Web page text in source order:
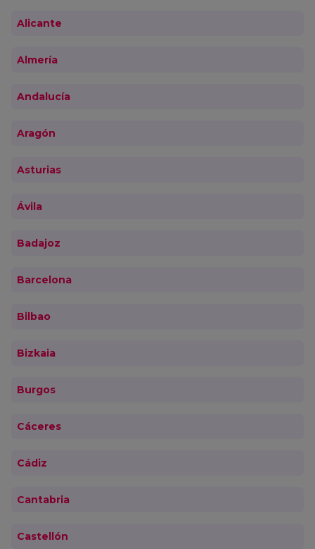
Alicante
Almería
Andalucía
Aragón
Asturias
Ávila
Badajoz
Barcelona
Bilbao
Bizkaia
Burgos
Cáceres
Cádiz
Cantabria
Castellón